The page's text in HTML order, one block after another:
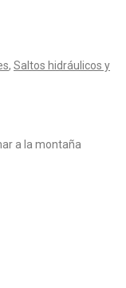
, Saltos hidráulicos y
a la montaña